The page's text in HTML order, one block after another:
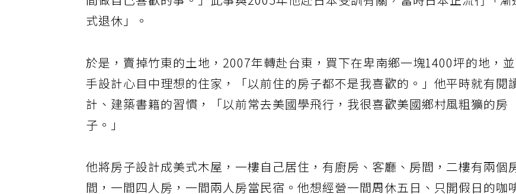
間做自己喜歡的事。」此事與2005年他赴日本受訓有關，當時日本正流行「漸
式退休」。
於是，賣掉竹東的土地，2007年轉赴台東，買下在卑南鄉一塊1400坪的地，
手設計心目中理想的住家，「以前住的房子都不是我喜歡的。」他平時就有閱
計、建築書籍的習慣，「以前常去美國學飛行，我很喜歡美國鄉村風粗獷的房
子。」
他將房子設計成美式木屋，一樓自己居住，有廚房、客廳、房間，二樓有兩個